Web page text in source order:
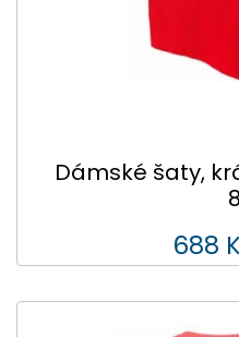
Dámské šaty,
688